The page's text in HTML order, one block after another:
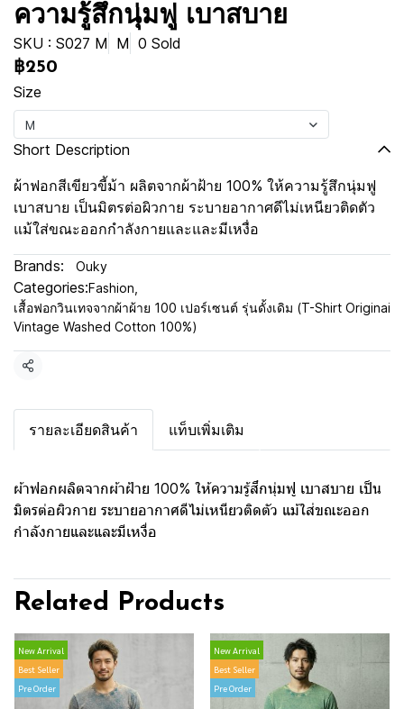
ความรู้สึกนุ่มฟู เบาสบาย
SKU : S027 M M 0 Sold
฿250
Size
M
Short Description
ผ้าฟอกสีเขียวขี้ม้า ผลิตจากผ้าฝ้าย 100% ให้ความรู้สึกนุ่มฟู
เบาสบาย เป็นมิตรต่อผิวกาย ระบายอากาศดีไม่เหนียวติดตัว
แม้ใส่ขณะออกกำลังกายและและมีเหงื่อ
Brands: Ouky
Categories:Fashion
เสื้อฟอกวินเทจจากผ้าผ้าย 100 เปอร์เซนต์ รุ่นดั้งเดิม (T-Shirt Originai
Vintage Washed Cotton 100%)
Share
รายละเอียดสินค้า แท็บเพิ่มเติม
ผ้าฟอกผลิตจากผ้าฝ้าย 100% ให้ความรู้สึกนุ่มฟู เบาสบาย เป็น
มิตรต่อผิวกาย ระบายอากาศดีไม่เหนียวติดตัว แม้ใส่ขณะออก
กำลังกายและและมีเหงื่อ
Related Products
New Arrival
Best Seller
Pre Order
New Arrival
Best Seller
Pre Order